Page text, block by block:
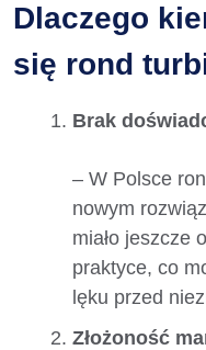
Dlaczego
się rond
Brak
– W Polsce
nowym
miało jeszcze
praktyce, co
lęku przed
Złożoność